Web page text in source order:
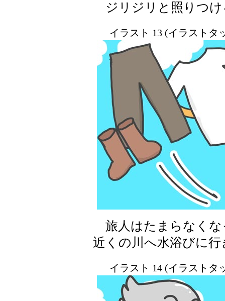
ジリジリと照りつけ
イラスト 13 (イラストタ
旅人はたまらなくな
近くの川へ水浴びに
イラスト 14 (イラストタ